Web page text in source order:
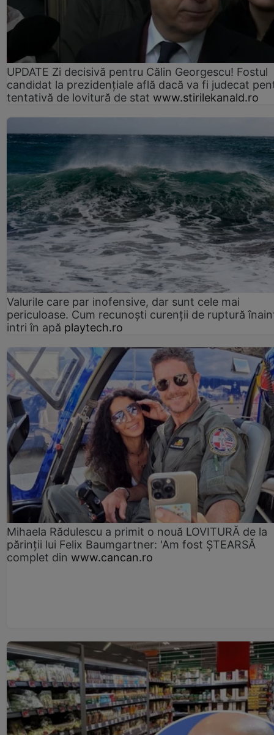
UPDATE Zi decisivă pentru Călin Georgescu! Fostul
candidat la prezidențiale află dacă va fi judecat
tentativă de lovitură de stat www.stirilekanald.ro
Valurile care par inofensive, dar sunt cele mai
periculoase. Cum recunoști curenții de ruptură
intri în apă playtech.ro
Mihaela Rădulescu a primit o nouă LOVITURĂ de la
părinții lui Felix Baumgartner: 'Am fost ȘTEARSĂ
complet din www.cancan.ro